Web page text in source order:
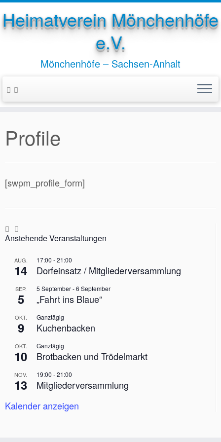
Heimatverein Mönchenhöfe
e.V.
Mönchenhöfe – Sachsen-Anhalt
Profile
[swpm_profile_form]
Anstehende Veranstaltungen
AUG.
14
17:00 -21:00
Dorfeinsatz / Mitgliederversammlung
SEP.
5
5 September-6 September
„Fahrt ins Blaue“
OKT.
9
Ganztägig
Kuchenbacken
OKT.
10
Ganztägig
Brotbacken und Trödelmarkt
NOV.
13
19:00 -21:00
Mitgliederversammlung
Kalender anzeigen